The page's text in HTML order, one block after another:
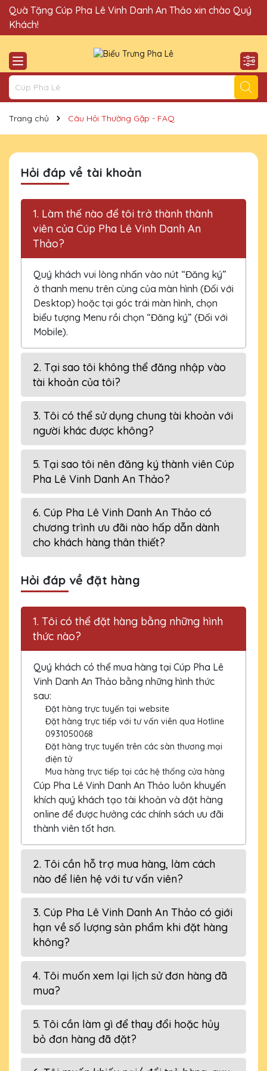
Quà Tặng Cúp Pha Lê Vinh Danh An Thảo xin chào Quý
Khách!
Địa chỉ bán cúp vinh danh uy tín tại Hà Nội!
Trang chủ Câu Hỏi Thường Gặp - FAQ
Hỏi đáp về tài khoản
1. Làm thế nào để tôi trở thành thành
viên của Cúp Pha Lê Vinh Danh An
Thảo?
Quý khách vui lòng nhấn vào nút “Đăng ký”
ở thanh menu trên cùng của màn hình (Đối với
Desktop) hoặc tại góc trái màn hình, chọn
biểu tượng Menu rồi chọn “Đăng ký” (Đối với
Mobile).
2. Tại sao tôi không thể đăng nhập vào
tài khoản của tôi?
3. Tôi có thể sử dụng chung tài khoản với
người khác được không?
5. Tại sao tôi nên đăng ký thành viên Cúp
Pha Lê Vinh Danh An Thảo?
6. Cúp Pha Lê Vinh Danh An Thảo có
chương trình ưu đãi nào hấp dẫn dành
cho khách hàng thân thiết?
Hỏi đáp về đặt hàng
1. Tôi có thể đặt hàng bằng những hình
thức nào?
Quý khách có thể mua hàng tại Cúp Pha Lê
Vinh Danh An Thảo bằng những hình thức
sau:
Đặt hàng trực tuyến tại website
Đặt hàng trực tiếp với tư vấn viên qua Hotline
0931050068
Đặt hàng trực tuyến trên các sàn thương mại
điện tử
Mua hàng trực tiếp tại các hệ thống cửa hàng
Cúp Pha Lê Vinh Danh An Thảo luôn khuyến
khích quý khách tạo tài khoản và đặt hàng
online để được hưởng các chính sách ưu đãi
thành viên tốt hơn.
2. Tôi cần hỗ trợ mua hàng, làm cách
nào để liên hệ với tư vấn viên?
3. Cúp Pha Lê Vinh Danh An Thảo có giới
hạn về số lượng sản phẩm khi đặt hàng
không?
4. Tôi muốn xem lại lịch sử đơn hàng đã
mua?
5. Tôi cần làm gì để thay đổi hoặc hủy
bỏ đơn hàng đã đặt?